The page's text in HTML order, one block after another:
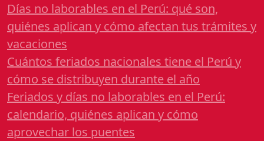
Días no laborables en el Perú: qué son,
quiénes aplican y cómo afectan tus trámites y
vacaciones
Cuántos feriados nacionales tiene el Perú y
cómo se distribuyen durante el año
Feriados y días no laborables en el Perú:
calendario, quiénes aplican y cómo
aprovechar los puentes